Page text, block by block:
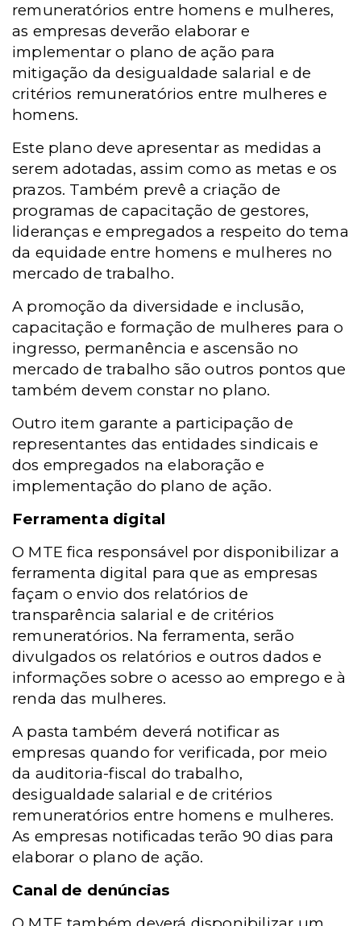
remuneratórios entre homens e mulheres,
as empresas deverão elaborar e
implementar o plano de ação para
mitigação da desigualdade salarial e de
critérios remuneratórios entre mulheres e
homens.
Este plano deve apresentar as medidas a
serem adotadas, assim como as metas e os
prazos. Também prevê a criação de
programas de capacitação de gestores,
lideranças e empregados a respeito do tema
da equidade entre homens e mulheres no
mercado de trabalho.
A promoção da diversidade e inclusão,
capacitação e formação de mulheres para o
ingresso, permanência e ascensão no
mercado de trabalho são outros pontos que
também devem constar no plano.
Outro item garante a participação de
representantes das entidades sindicais e
dos empregados na elaboração e
implementação do plano de ação.
Ferramenta digital
O MTE fica responsável por disponibilizar a
ferramenta digital para que as empresas
façam o envio dos relatórios de
transparência salarial e de critérios
remuneratórios. Na ferramenta, serão
divulgados os relatórios e outros dados e
informações sobre o acesso ao emprego e à
renda das mulheres.
A pasta também deverá notificar as
empresas quando for verificada, por meio
da auditoria-fiscal do trabalho,
desigualdade salarial e de critérios
remuneratórios entre homens e mulheres.
As empresas notificadas terão 90 dias para
elaborar o plano de ação.
Canal de denúncias